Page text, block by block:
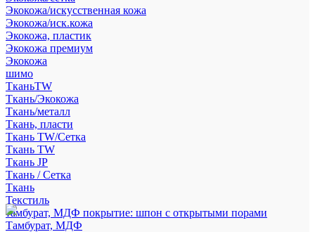
Экокожа/искусственная кожа
Экокожа/иск.кожа
Экокожа, пластик
Экокожа премиум
Экокожа
шимо
ТканьTW
Ткань/Экокожа
Ткань/металл
Ткань, пласти
Ткань TW/Сетка
Ткань TW
Ткань JP
Ткань / Сетка
Ткань
Текстиль
тамбурат, МДФ покрытие: шпон с открытыми порами
Тамбурат, МДФ